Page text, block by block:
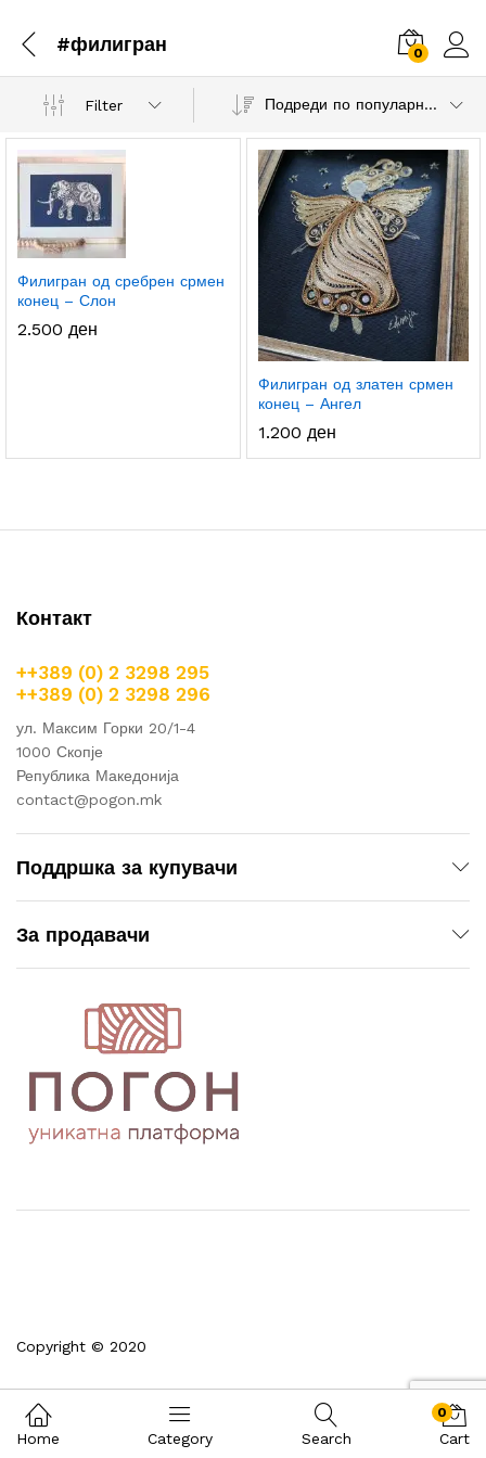
#филигран 0
Filter Подреди по популарност
Филигран од сребрен срмен
конец – Слон
2.500 ден
Филигран од златен срмен
конец – Ангел
1.200 ден
Контакт
++389 (0) 2 3298 295
++389 (0) 2 3298 296
ул. Максим Горки 20/1-4
1000 Скопје
Република Македонија
contact@pogon.mk
Поддршка за купувачи
За продавачи
Copyright © 2020
Home Category Search
0
Cart